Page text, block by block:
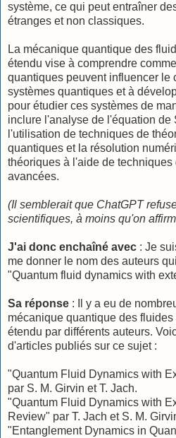
système, ce qui peut entraîner
étranges et non classiques.
La mécanique quantique des
étendu vise à comprendre
quantiques peuvent influencer le
systèmes quantiques et à
pour étudier ces systèmes de
inclure l'analyse de l'équation de
l'utilisation de techniques de
quantiques et la résolution
théoriques à l'aide de
avancées.
(Il semblerait que ChatGPT
scientifiques, à moins qu'on
J'ai donc enchaîné avec : Je
me donner le nom des auteurs
"Quantum fluid dynamics with
Sa réponse : Il y a eu de
mécanique quantique des
étendu par différents auteurs.
d'articles publiés sur ce sujet :
"Quantum Fluid Dynamics with
par S. M. Girvin et T. Jach.
"Quantum Fluid Dynamics with
Review" par T. Jach et S. M.
"Entanglement Dynamics in